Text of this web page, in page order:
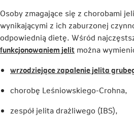
Osoby zmagające się z chorobami
wynikającymi z ich zaburzonej
odpowiednią dietę. Wśród
funkcjonowaniem jelitLink
się
w
nowej
karcie
można
wrzodziejące zapalenie jelita
chorobę Leśniowskiego-Crohna,
zespół jelita drażliwego (IBS),